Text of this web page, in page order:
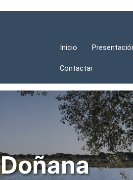
Inicio
Contactar
Doñana